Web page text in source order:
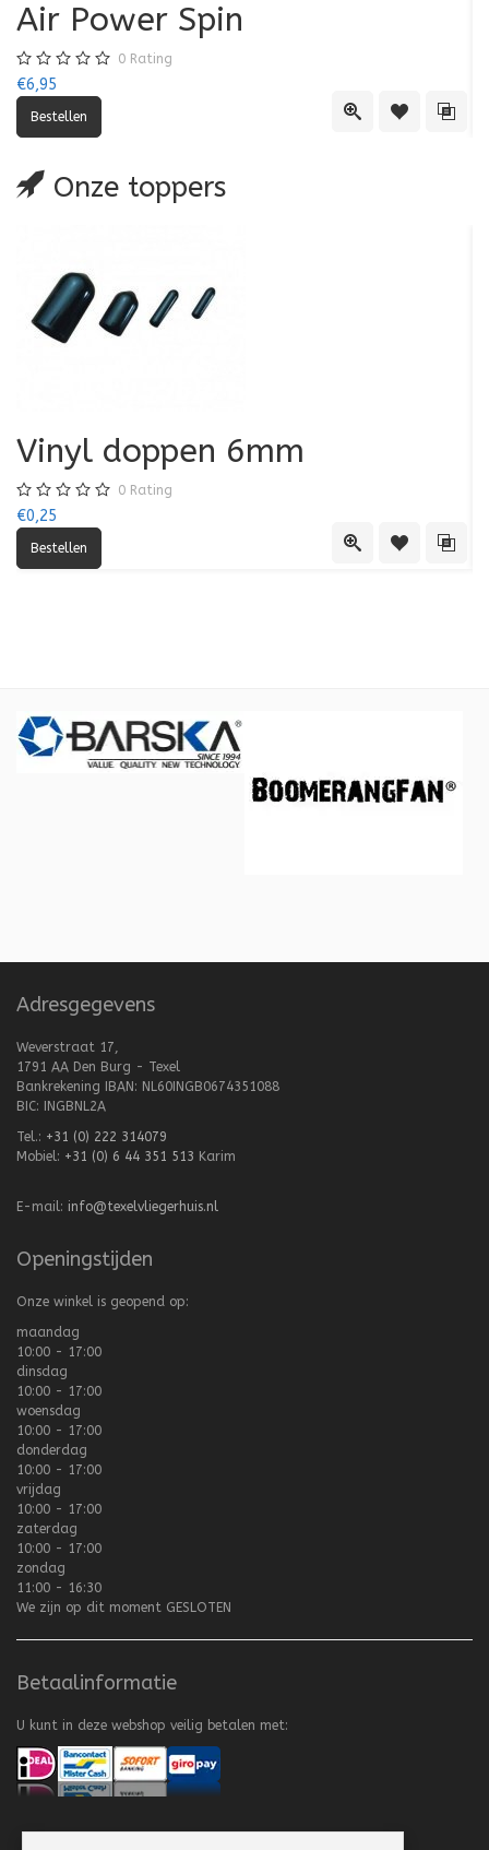
Quick ViewToevoegen
Air Power Spin
0 Rating
€6,95
Onze toppers
Quick ViewToevoegen
Vinyl doppen 6mm
0 Rating
€0,25
Adresgegevens
Weverstraat 17,
1791 AA Den Burg - Texel
Bankrekening IBAN: NL60INGB0674351088
BIC: INGBNL2A
Tel.: +31 (0) 222 314079
Mobiel: +31 (0) 6 44 351 513 Karim
E-mail: info@texelvliegerhuis.nl
Openingstijden
Onze winkel is geopend op:
maandag
10:00 - 17:00
dinsdag
10:00 - 17:00
woensdag
10:00 - 17:00
donderdag
10:00 - 17:00
vrijdag
10:00 - 17:00
zaterdag
10:00 - 17:00
zondag
11:00 - 16:30
We zijn op dit moment GESLOTEN
Betaalinformatie
U kunt in deze webshop veilig betalen met: